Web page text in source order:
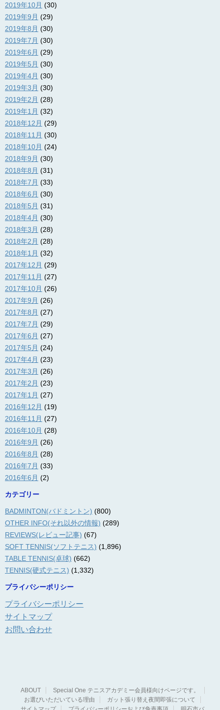
2019年10月 (30)
2019年9月 (29)
2019年8月 (30)
2019年7月 (30)
2019年6月 (29)
2019年5月 (30)
2019年4月 (30)
2019年3月 (30)
2019年2月 (28)
2019年1月 (32)
2018年12月 (29)
2018年11月 (30)
2018年10月 (24)
2018年9月 (30)
2018年8月 (31)
2018年7月 (33)
2018年6月 (30)
2018年5月 (31)
2018年4月 (30)
2018年3月 (28)
2018年2月 (28)
2018年1月 (32)
2017年12月 (29)
2017年11月 (27)
2017年10月 (26)
2017年9月 (26)
2017年8月 (27)
2017年7月 (29)
2017年6月 (27)
2017年5月 (24)
2017年4月 (23)
2017年3月 (26)
2017年2月 (23)
2017年1月 (27)
2016年12月 (19)
2016年11月 (27)
2016年10月 (28)
2016年9月 (26)
2016年8月 (28)
2016年7月 (33)
2016年6月 (2)
カテゴリー
BADMINTON(バドミントン) (800)
OTHER INFO(それ以外の情報) (289)
REVIEWS(レビュー記事) (67)
SOFT TENNIS(ソフトテニス) (1,896)
TABLE TENNIS(卓球) (662)
TENNIS(硬式テニス) (1,332)
プライバシーポリシー
プライバシーポリシー
サイトマップ
お問い合わせ
ABOUT
Special One テニスアカデミー会員様向けページです。
お選びいただいている理由
ガット張り替え夜間即張について